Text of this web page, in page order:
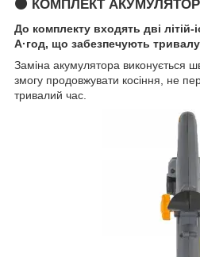
🟠 КОМПЛЕКТ
До комплекту входять дві літій-
А·год, що забезпечують
Заміна акумулятора виконується
змогу продовжувати косіння, не
тривалий час.